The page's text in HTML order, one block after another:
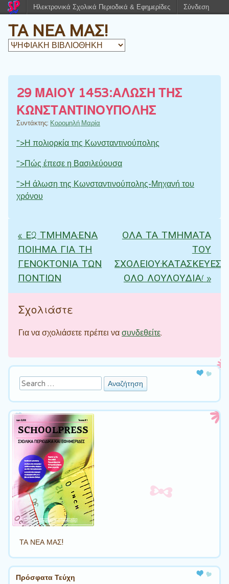
ΤΑ ΝΕΑ ΜΑΣ!
29 ΜΑΙΟΥ 1453:ΑΛΩΣΗ ΤΗΣ
ΚΩΝΣΤΑΝΤΙΝΟΥΠΟΛΗΣ
Συντάκτης: Κορομηλή Μαρία
">Η πολιορκία της Κωνσταντινούπολης
">Πώς έπεσε η Βασιλεύουσα
">Η άλωση της Κωνσταντινούπολης-Μηχανή του
χρόνου
Πλοήγηση άρθρων
«Ε2 ΤΜΗΜΑ:ΕΝΑ
ΠΟΙΗΜΑ ΓΙΑ ΤΗ
ΓΕΝΟΚΤΟΝΙΑ ΤΩΝ
ΠΟΝΤΙΩΝ
ΟΛΑ ΤΑ ΤΜΗΜΑΤΑ
ΤΟΥ
ΣΧΟΛΕΙΟΥ:ΚΑΤΑΣΚΕΥΕΣ
ΟΛΟ ΛΟΥΛΟΥΔΙΑ!»
Σχολιάστε
Για να σχολιάσετε πρέπει νασυνδεθείτε.
Αναζήτηση
ΤΑ ΝΕΑ ΜΑΣ!
Πρόσφατα Τεύχη
Ηλεκτρονικά Σχολικά Περιοδικά & Εφημερίδες Σύνδεση